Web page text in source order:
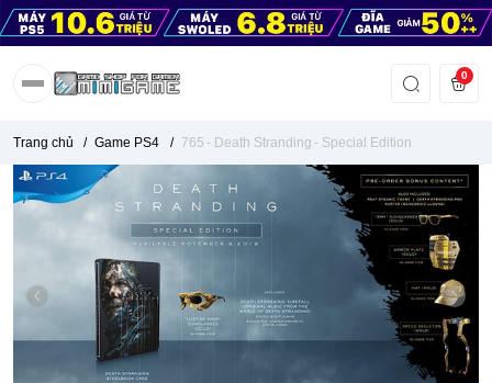
0
Trang chủ / Game PS4 / 765 - Death Stranding - Special Edition